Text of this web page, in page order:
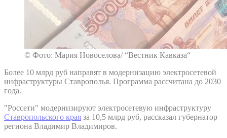
© Фото: Мария Новоселова/ “Вестник Кавказа“
Более 10 млрд руб направят в модернизацию электросетевой
инфраструктуры Ставрополья. Программа рассчитана до 2030
года.
"Россети" модернизируют электросетевую инфраструктуру
Ставропольского края за 10,5 млрд руб, рассказал губернатор
региона Владимир Владимиров.